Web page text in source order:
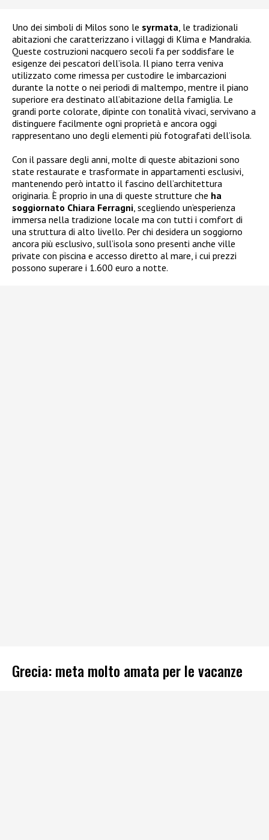
Uno dei simboli di Milos sono le syrmata, le tradizionali
abitazioni che caratterizzano i villaggi di Klima e Mandrakia.
Queste costruzioni nacquero secoli fa per soddisfare le
esigenze dei pescatori dell’isola. Il piano terra veniva
utilizzato come rimessa per custodire le imbarcazioni
durante la notte o nei periodi di maltempo, mentre il piano
superiore era destinato all’abitazione della famiglia. Le
grandi porte colorate, dipinte con tonalità vivaci, servivano a
distinguere facilmente ogni proprietà e ancora oggi
rappresentano uno degli elementi più fotografati dell’isola.
Con il passare degli anni, molte di queste abitazioni sono
state restaurate e trasformate in appartamenti esclusivi,
mantenendo però intatto il fascino dell’architettura
originaria. È proprio in una di queste strutture che ha
soggiornato Chiara Ferragni, scegliendo un’esperienza
immersa nella tradizione locale ma con tutti i comfort di
una struttura di alto livello. Per chi desidera un soggiorno
ancora più esclusivo, sull’isola sono presenti anche ville
private con piscina e accesso diretto al mare, i cui prezzi
possono superare i 1.600 euro a notte.
Grecia: meta molto amata per le vacanze